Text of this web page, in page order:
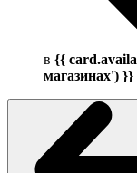
в {{
магазинах') }}